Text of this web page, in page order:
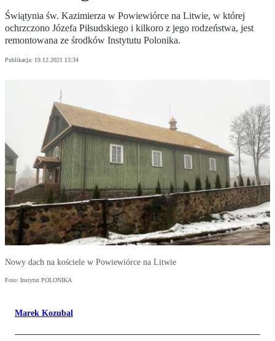
Świątynia św. Kazimierza w Powiewiórce na Litwie, w której
ochrzczono Józefa Piłsudskiego i kilkoro z jego rodzeństwa, jest
remontowana ze środków Instytutu Polonika.
Publikacja: 19.12.2021 13:34
Nowy dach na kościele w Powiewiórce na Litwie
Foto: Instytut POLONIKA
Marek Kozubal